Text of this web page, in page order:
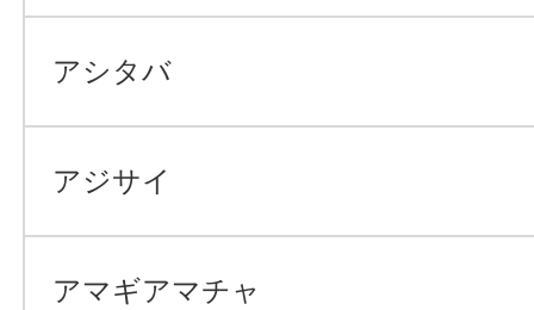
アシタバ
アジサイ
アマギアマチャ